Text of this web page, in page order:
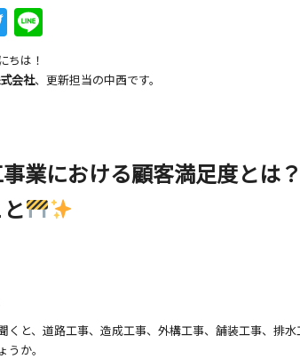
T
w
itt e
ちは！
会社、更新担当の中西です。
業における顧客満足度とは
くと、道路工事、造成工事、外構工事、舗装工事、排
うか。